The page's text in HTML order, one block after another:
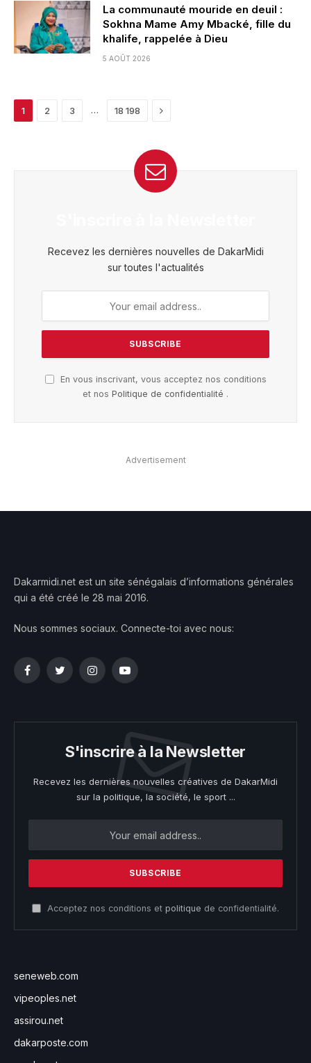
La communauté mouride en deuil :
Sokhna Mame Amy Mbacké, fille du
khalife, rappelée à Dieu
5 AOÛT 2026
1 2 3 … 18 198 Next
Recevez les dernières nouvelles de DakarMidi
sur toutes l'actualités
En vous inscrivant, vous acceptez nos conditions
et nos Politique de confidentialité .
Advertisement
Dakarmidi.net est un site sénégalais d’informations générales
qui a été créé le 28 mai 2016.
Nous sommes sociaux. Connecte-toi avec nous:
FacebookTwitterInstagramYouTube
S'inscrire à la Newsletter
Recevez les dernières nouvelles créatives de DakarMidi
sur la politique, la société, le sport ...
Acceptez nos conditions et politique de confidentialité.
seneweb.com
vipeoples.net
assirou.net
dakarposte.com